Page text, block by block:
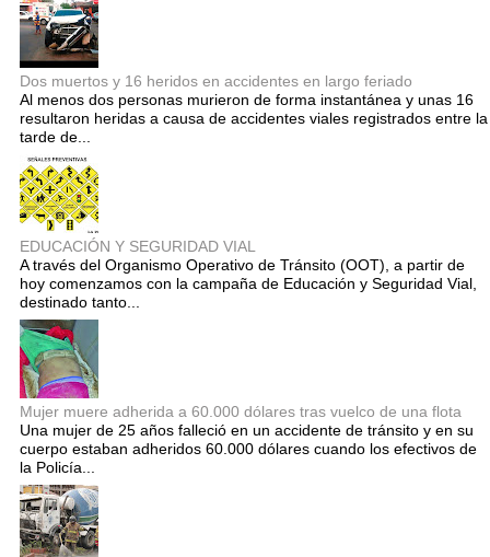
Dos muertos y 16 heridos en accidentes en largo feriado
Al menos dos personas murieron de forma instantánea y unas 16
resultaron heridas a causa de accidentes viales registrados entre la
tarde de...
EDUCACIÓN Y SEGURIDAD VIAL
A través del Organismo Operativo de Tránsito (OOT), a partir de
hoy comenzamos con la campaña de Educación y Seguridad Vial,
destinado tanto...
Mujer muere adherida a 60.000 dólares tras vuelco de una flota
Una mujer de 25 años falleció en un accidente de tránsito y en su
cuerpo estaban adheridos 60.000 dólares cuando los efectivos de
la Policía...